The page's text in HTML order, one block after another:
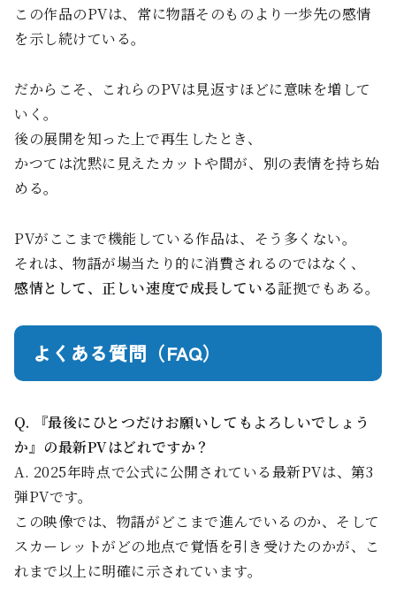
この作品のPVは、常に物語そのものより一歩先の感情
を示し続けている。
だからこそ、これらのPVは見返すほどに意味を増して
いく。
後の展開を知った上で再生したとき、
かつては沈黙に見えたカットや間が、別の表情を持ち始
める。
PVがここまで機能している作品は、そう多くない。
それは、物語が場当たり的に消費されるのではなく、
感情として、正しい速度で成長している証拠でもある。
よくある質問（FAQ）
Q. 『最後にひとつだけお願いしてもよろしいでしょう
か』の最新PVはどれですか？
A. 2025年時点で公式に公開されている最新PVは、第3
弾PVです。
この映像では、物語がどこまで進んでいるのか、そして
スカーレットがどの地点で覚悟を引き受けたのかが、こ
れまで以上に明確に示されています。